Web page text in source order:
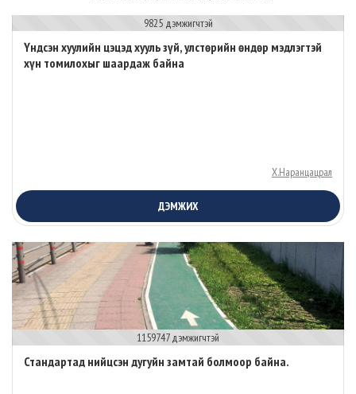
9825 дэмжигчтэй
Үндсэн хуулийн цэцэд хууль зүй, улстөрийн өндөр мэдлэгтэй
хүн томилохыг шаардаж байна
Х.Наранцацрал
ДЭМЖИХ
1159747 дэмжигчтэй
Стандартад нийцсэн дугуйн замтай болмоор байна.